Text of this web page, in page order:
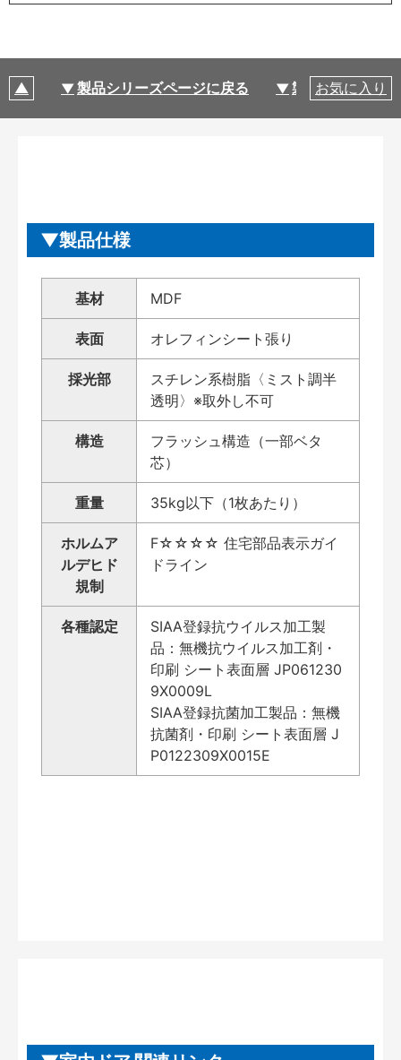
製品シリーズページに戻る 製品仕様
お気に入り
製品仕様
基材 MDF
表面 オレフィンシート張り
採光部
スチレン系樹脂〈ミスト調半
透明〉※取外し不可
構造
フラッシュ構造（一部ベタ
芯）
重量 35kg以下（1枚あたり）
ホルムア
ルデヒド
規制
F☆☆☆☆ 住宅部品表示ガイ
ドライン
各種認定
SIAA登録抗ウイルス加工製
品：無機抗ウイルス加工剤・
印刷 シート表面層 JP061230
9X0009L
SIAA登録抗菌加工製品：無機
抗菌剤・印刷 シート表面層 J
P0122309X0015E